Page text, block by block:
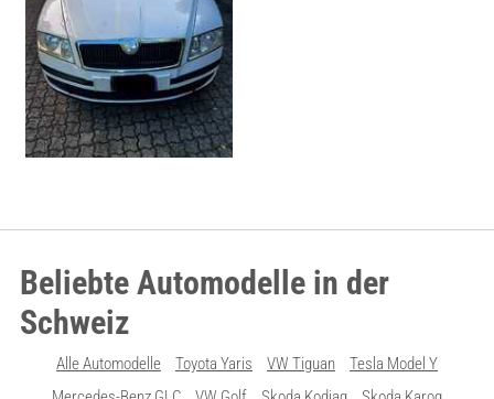
Beliebte Automodelle in der
Schweiz
Alle Automodelle Toyota Yaris VW Tiguan
Tesla Model Y